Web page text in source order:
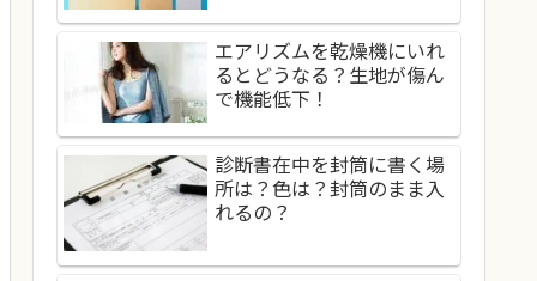
エアリズムを乾燥機にいれ
るとどうなる？生地が傷ん
で機能低下！
診断書在中を封筒に書く場
所は？色は？封筒のまま入
れるの？